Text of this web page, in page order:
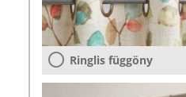
Ringlis függöny